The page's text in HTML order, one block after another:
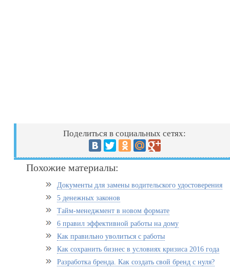
Поделиться в социальных сетях:
Похожие материалы:
Документы для замены водительского удостоверения
5 денежных законов
Тайм-менеджмент в новом формате
6 правил эффективной работы на дому
Как правильно уволиться с работы
Как сохранить бизнес в условиях кризиса 2016 года
Разработка бренда. Как создать свой бренд с нуля?